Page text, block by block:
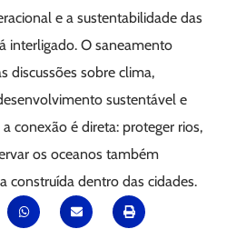
e a sustentabilidade das
interligado. O saneamento
discussões sobre clima,
sustentável e
conexão é direta: proteger rios,
os oceanos também
construída dentro das cidades.